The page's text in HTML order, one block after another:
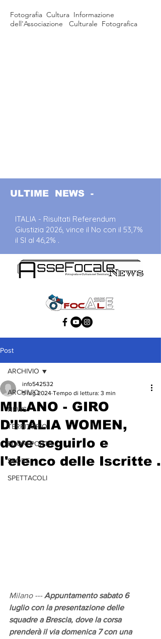
Fotografia Cultura Informazione
dell'Associazione Culturale Fotografica
ULTIME NEWS -
ITALIA - Risultati Referendum
Giustizia 2026, vince il No con il 53,7%
il SI al 46,2% .
Post
ARCHIVIO
NEWS
TERRITORIO
FUORI PORTA
SPORT
SPETTACOLI
ARCHIVIO
MILANO - GIRO
D'ITALIA WOMEN,
dove seguirlo e
l'elenco delle Iscritte .
info542532
5 lug 2024 Tempo di lettura: 3 min
Milano --- Appuntamento sabato 6
luglio con la presentazione delle
squadre a Brescia, dove la corsa
prenderà il via domenica 7 con una